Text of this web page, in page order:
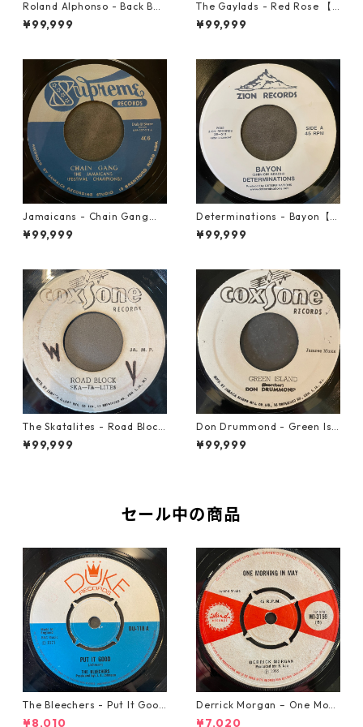
Roland Alphonso - Back Bea
t【7-21909】
¥99,999
The Gaylads - Red Rose 【7
-21853】
¥99,999
Jamaicans - Chain Gang【7
-21911】
¥99,999
Determinations - Bayon【7-
21865】
¥99,999
The Skatalites - Road Block
【7-21996】
¥99,999
Don Drummond - Green Isl
and【7-22018】
¥99,999
セール中の商品
The Bleechers - Put It Good
【7-21637】
¥8,010
Derrick Morgan – One Morn
ing In May【7-21653】
¥7,020